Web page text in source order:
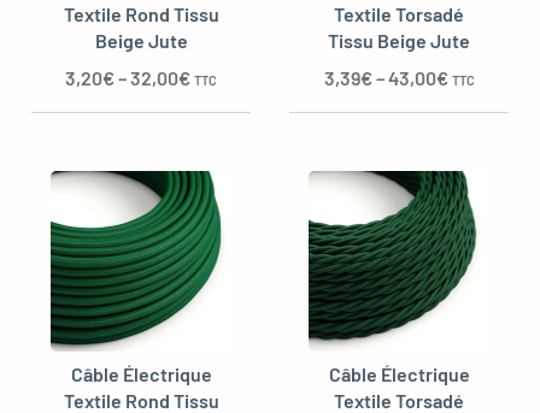
Textile Rond Tissu
Beige Jute
3,20€–32,00€ TTC
Textile Torsadé
Tissu Beige Jute
3,39€–43,00€ TTC
Câble Électrique
Textile Rond Tissu
Câble Électrique
Textile Torsadé